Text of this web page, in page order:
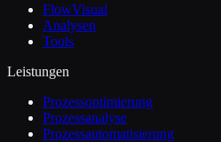
FlowVisual
Analysen
Tools
Leistungen
Prozessoptimierung
Prozessanalyse
Prozessautomatisierung